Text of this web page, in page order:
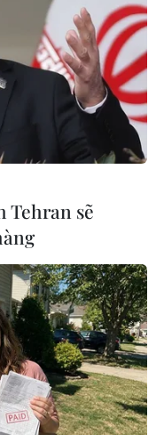
ghi nhận các
tượng thời tiết
thời gian từ tháng
Tehran sẽ